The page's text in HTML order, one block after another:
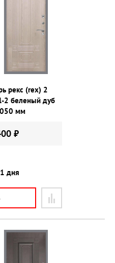
рекс (rex) 2
2 беленый дуб
мм
₽
дня